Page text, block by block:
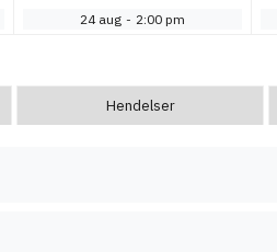
24 aug - 2:00 pm
Hendelser